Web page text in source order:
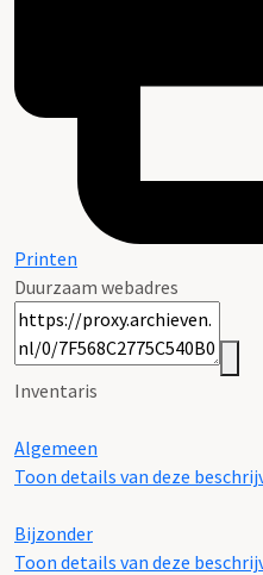
Printen
Duurzaam webadres
Inventaris
Algemeen
Toon details van deze
Bijzonder
Toon details van deze